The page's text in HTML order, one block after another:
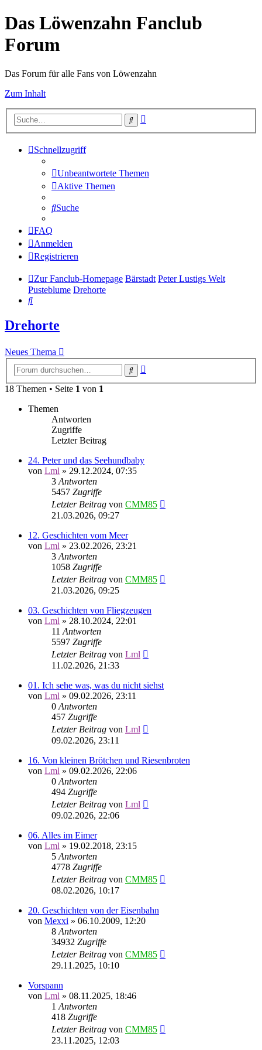
Das Löwenzahn Fanclub
Forum
Das Forum für alle Fans von Löwenzahn
Zum Inhalt
Suche
Schnellzugriff
Unbeantwortete Themen
Aktive Themen
Suche
FAQ
Anmelden
Registrieren
Zur Fanclub-Homepage Bärstadt Peter Lustigs Welt
Pusteblume Drehorte
Suche
Drehorte
Neues Thema
Suche
18 Themen • Seite 1 von 1
Themen
Antworten
Zugriffe
Letzter Beitrag
24. Peter und das Seehundbaby
von Lml » 29.12.2024, 07:35
3 Antworten
5457 Zugriffe
Letzter Beitrag von CMM85
21.03.2026, 09:27
12. Geschichten vom Meer
von Lml » 23.02.2026, 23:21
3 Antworten
1058 Zugriffe
Letzter Beitrag von CMM85
21.03.2026, 09:25
03. Geschichten von Fliegzeugen
von Lml » 28.10.2024, 22:01
11 Antworten
5597 Zugriffe
Letzter Beitrag von Lml
11.02.2026, 21:33
01. Ich sehe was, was du nicht siehst
von Lml » 09.02.2026, 23:11
0 Antworten
457 Zugriffe
Letzter Beitrag von Lml
09.02.2026, 23:11
16. Von kleinen Brötchen und Riesenbroten
von Lml » 09.02.2026, 22:06
0 Antworten
494 Zugriffe
Letzter Beitrag von Lml
09.02.2026, 22:06
06. Alles im Eimer
von Lml » 19.02.2018, 23:15
5 Antworten
4778 Zugriffe
Letzter Beitrag von CMM85
08.02.2026, 10:17
20. Geschichten von der Eisenbahn
von Mexxi » 06.10.2009, 12:20
8 Antworten
34932 Zugriffe
Letzter Beitrag von CMM85
29.11.2025, 10:10
Vorspann
von Lml » 08.11.2025, 18:46
1 Antworten
418 Zugriffe
Letzter Beitrag von CMM85
23.11.2025, 12:03